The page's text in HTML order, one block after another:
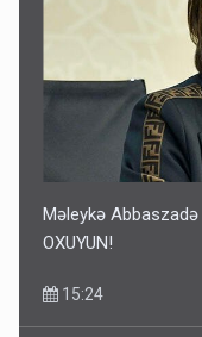
Məleykə Abbaszadə
OXUYUN!
15:24